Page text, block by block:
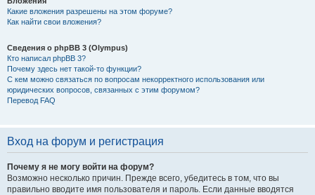
Какие вложения разрешены на этом форуме?
Как найти свои вложения?
Сведения о phpBB 3 (Olympus)
Кто написал phpBB 3?
Почему здесь нет такой-то функции?
С кем можно связаться по вопросам некорректного использования или
юридических вопросов, связанных с этим форумом?
Перевод FAQ
Вход на форум и регистрация
Почему я не могу войти на форум?
Возможно несколько причин. Прежде всего, убедитесь в том, что вы
правильно вводите имя пользователя и пароль. Если данные вводятся